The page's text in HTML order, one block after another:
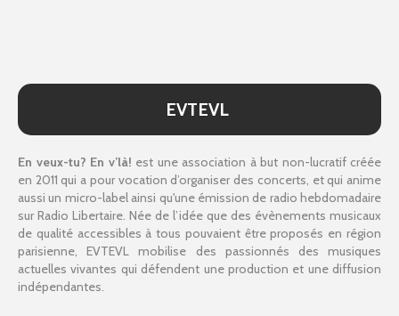
EVTEVL
En veux-tu? En v’là! est une association à but non-lucratif créée
en 2011 qui a pour vocation d’organiser des concerts, et qui anime
aussi un micro-label ainsi qu'une émission de radio hebdomadaire
sur Radio Libertaire. Née de l’idée que des évènements musicaux
de qualité accessibles à tous pouvaient être proposés en région
parisienne, EVTEVL mobilise des passionnés des musiques
actuelles vivantes qui défendent une production et une diffusion
indépendantes.